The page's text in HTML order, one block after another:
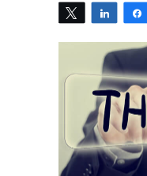
Tweetez Partagez